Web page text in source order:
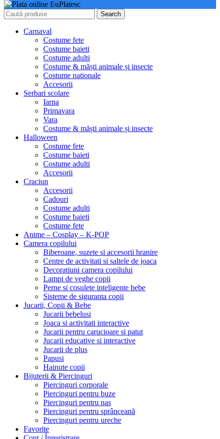
Search
Carnaval
Costume fete
Costume baieti
Costume adulti
Costume & măști animale și insecte
Costume nationale
Accesorii
Serbari scolare
Iarna
Primavara
Vara
Costume & măști animale și insecte
Halloween
Costume fete
Costume baieti
Costume adulti
Accesorii
Craciun
Accesorii
Cadouri
Costume adulti
Costume baieti
Costume fete
Anime – Cosplay – K‑POP
Camera copilului
Biberoane, suzete si accesorii hranire
Centre de activitati si saltele de joaca
Decoratiuni camera copilului
Lampi de veghe copii
Perne si cosulete inteligente bebe
Sisteme de siguranta copii
Jucarii, Copii & Bebe
Jucarii bebelusi
Joaca si activitati interactive
Jucarii pentru carucioare si patut
Jucarii educative si interactive
Jucarii de plus
Papusi
Hainute copii
Bijuterii & Piercinguri
Piercinguri corporale
Piercinguri pentru buze
Piercinguri pentru nas
Piercinguri pentru sprânceană
Piercinguri pentru ureche
Favorite